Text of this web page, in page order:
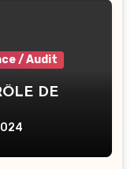
/ Audit
DE